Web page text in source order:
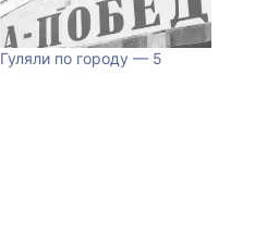
Гуляли по городу — 5